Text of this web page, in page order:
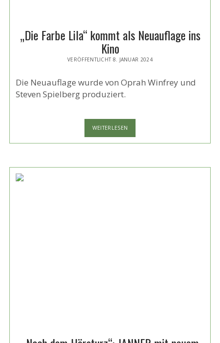
„Die Farbe Lila“ kommt als Neuauflage ins
Kino
VERÖFFENTLICHT 8. JANUAR 2024
Die Neuauflage wurde von Oprah Winfrey und
Steven Spielberg produziert.
WEITERLESEN
FARBE